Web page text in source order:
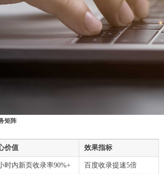
矩阵
价值 效果指标
时内新页收录率90%+ 百度收录提速5倍